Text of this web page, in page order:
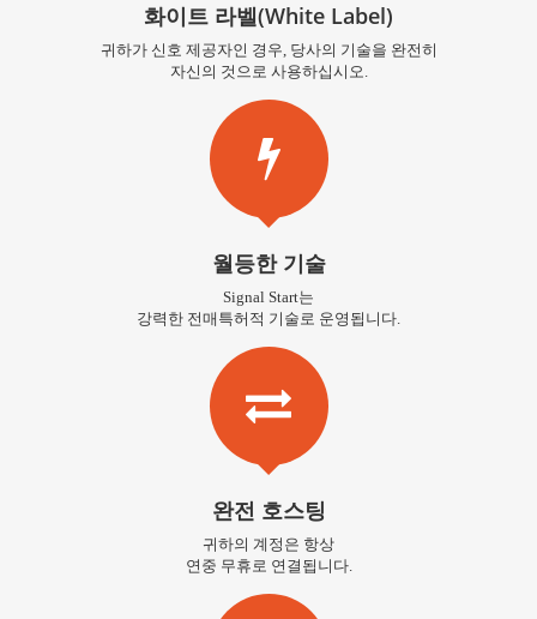
화이트 라벨(White Label)
귀하가 신호 제공자인 경우, 당사의 기술을 완전히
자신의 것으로 사용하십시오.
월등한 기술
Signal Start는
강력한 전매특허적 기술로 운영됩니다.
완전 호스팅
귀하의 계정은 항상
연중 무휴로 연결됩니다.